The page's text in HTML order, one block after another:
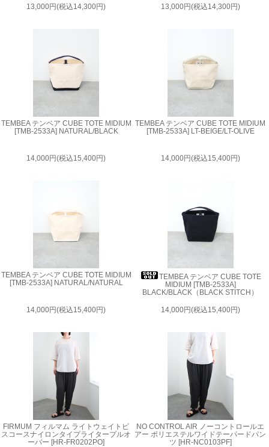
13,000円(税込14,300円) 13,000円(税込14,300円)
TEMBEA テンベア CUBE TOTE MIDIUM
[TMB-2533A] NATURAL/BLACK
14,000円(税込15,400円)
TEMBEA テンベア CUBE TOTE MIDIUM
[TMB-2533A] LT-BEIGE/LT-OLIVE
14,000円(税込15,400円)
TEMBEA テンベア CUBE TOTE MIDIUM
[TMB-2533A] NATURAL/NATURAL
14,000円(税込15,400円)
TEMBEA テンベア CUBE TOTE
MIDIUM [TMB-2533A]
BLACK/BLACK（BLACK STITCH）
14,000円(税込15,400円)
FIRMUM フィルマム ライトウェイトビ
スコースナイロンタイプライタープルオ
ーバー [HR-FR0202PO]
NO CONTROL AIR ノーコントロールエ
アー ポリエステルワイドテーパードパン
ツ [HR-NC0103PF]